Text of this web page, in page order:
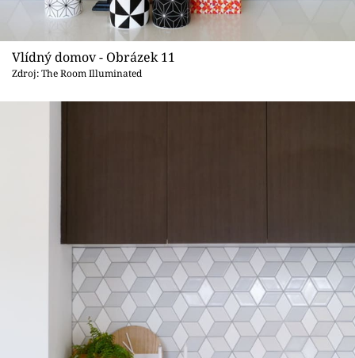
Vlídný domov - Obrázek 11
Zdroj: The Room Illuminated